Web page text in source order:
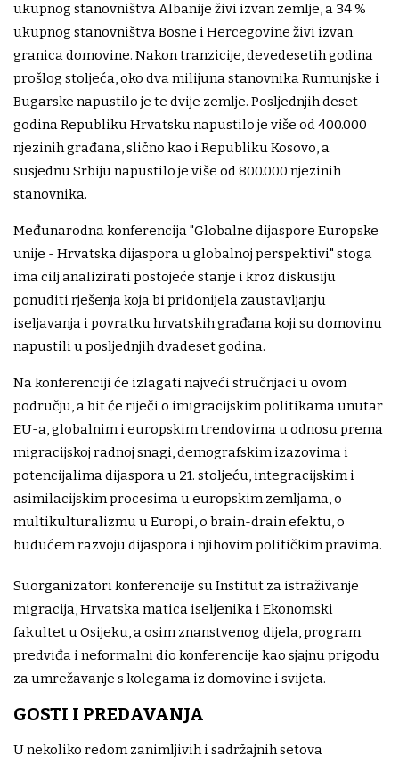
ukupnog stanovništva Albanije živi izvan zemlje, a 34 %
ukupnog stanovništva Bosne i Hercegovine živi izvan
granica domovine. Nakon tranzicije, devedesetih godina
prošlog stoljeća, oko dva milijuna stanovnika Rumunjske i
Bugarske napustilo je te dvije zemlje. Posljednjih deset
godina Republiku Hrvatsku napustilo je više od 400.000
njezinih građana, slično kao i Republiku Kosovo, a
susjednu Srbiju napustilo je više od 800.000 njezinih
stanovnika.
Međunarodna konferencija "Globalne dijaspore Europske
unije - Hrvatska dijaspora u globalnoj perspektivi" stoga
ima cilj analizirati postojeće stanje i kroz diskusiju
ponuditi rješenja koja bi pridonijela zaustavljanju
iseljavanja i povratku hrvatskih građana koji su domovinu
napustili u posljednjih dvadeset godina.
Na konferenciji će izlagati najveći stručnjaci u ovom
području, a bit će riječi o imigracijskim politikama unutar
EU-a, globalnim i europskim trendovima u odnosu prema
migracijskoj radnoj snagi, demografskim izazovima i
potencijalima dijaspora u 21. stoljeću, integracijskim i
asimilacijskim procesima u europskim zemljama, o
multikulturalizmu u Europi, o brain-drain efektu, o
budućem razvoju dijaspora i njihovim političkim pravima.
Suorganizatori konferencije su Institut za istraživanje
migracija, Hrvatska matica iseljenika i Ekonomski
fakultet u Osijeku, a osim znanstvenog dijela, program
predviđa i neformalni dio konferencije kao sjajnu prigodu
za umrežavanje s kolegama iz domovine i svijeta.
GOSTI I PREDAVANJA
U nekoliko redom zanimljivih i sadržajnih setova